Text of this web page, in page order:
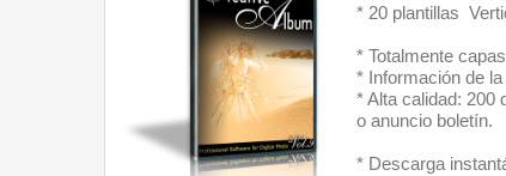
* 20 plantillas
* Totalmente
* Información de
* Alta calidad: 200
o anuncio boletín.
* Descarga